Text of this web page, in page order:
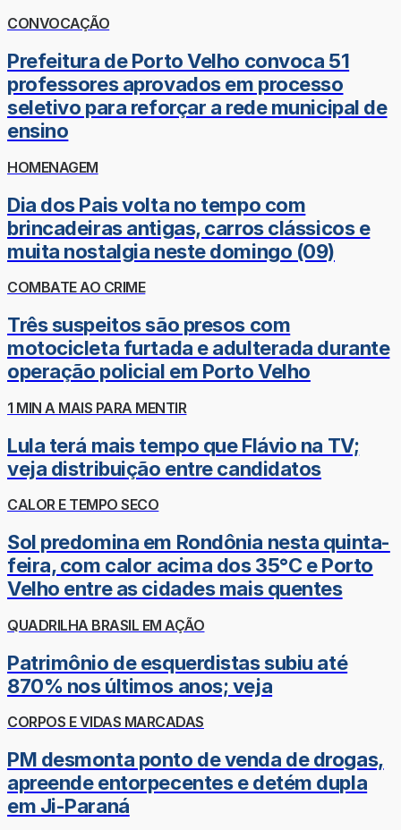
CONVOCAÇÃO
Prefeitura de Porto Velho convoca 51
professores aprovados em processo
seletivo para reforçar a rede municipal de
ensino
HOMENAGEM
Dia dos Pais volta no tempo com
brincadeiras antigas, carros clássicos e
muita nostalgia neste domingo (09)
COMBATE AO CRIME
Três suspeitos são presos com
motocicleta furtada e adulterada durante
operação policial em Porto Velho
1 MIN A MAIS PARA MENTIR
Lula terá mais tempo que Flávio na TV;
veja distribuição entre candidatos
CALOR E TEMPO SECO
Sol predomina em Rondônia nesta quinta-
feira, com calor acima dos 35°C e Porto
Velho entre as cidades mais quentes
QUADRILHA BRASIL EM AÇÃO
Patrimônio de esquerdistas subiu até
870% nos últimos anos; veja
CORPOS E VIDAS MARCADAS
PM desmonta ponto de venda de drogas,
apreende entorpecentes e detém dupla
em Ji-Paraná